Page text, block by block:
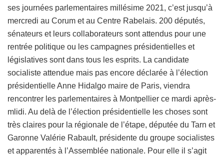
ses journées parlementaires millésime 2021, c’est jusqu’à
mercredi au Corum et au Centre Rabelais. 200 députés,
sénateurs et leurs collaborateurs sont attendus pour une
rentrée politique ou les campagnes présidentielles et
législatives sont dans tous les esprits. La candidate
socialiste attendue mais pas encore déclarée à l’élection
présidentielle Anne Hidalgo maire de Paris, viendra
rencontrer les parlementaires à Montpellier ce mardi après-
mlidi. Au delà de l’élection présidentielle les choses sont
très claires pour la régionale de l’étape, députée du Tarn et
Garonne Valérie Rabault, présidente du groupe socialistes
et apparentés à l’Assemblée nationale. Pour elle il s’agit